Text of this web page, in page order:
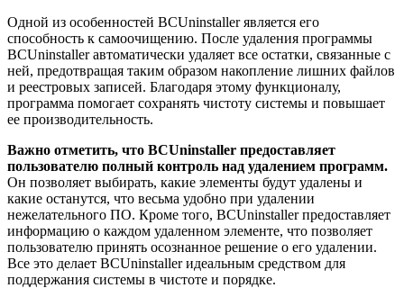
Одной из особенностей BCUninstaller является его
способность к самоочищению. После удаления программы
BCUninstaller автоматически удаляет все остатки, связанные с
ней, предотвращая таким образом накопление лишних файлов
и реестровых записей. Благодаря этому функционалу,
программа помогает сохранять чистоту системы и повышает
ее производительность.
Важно отметить, что BCUninstaller предоставляет
пользователю полный контроль над удалением программ.
Он позволяет выбирать, какие элементы будут удалены и
какие останутся, что весьма удобно при удалении
нежелательного ПО. Кроме того, BCUninstaller предоставляет
информацию о каждом удаленном элементе, что позволяет
пользователю принять осознанное решение о его удалении.
Все это делает BCUninstaller идеальным средством для
поддержания системы в чистоте и порядке.